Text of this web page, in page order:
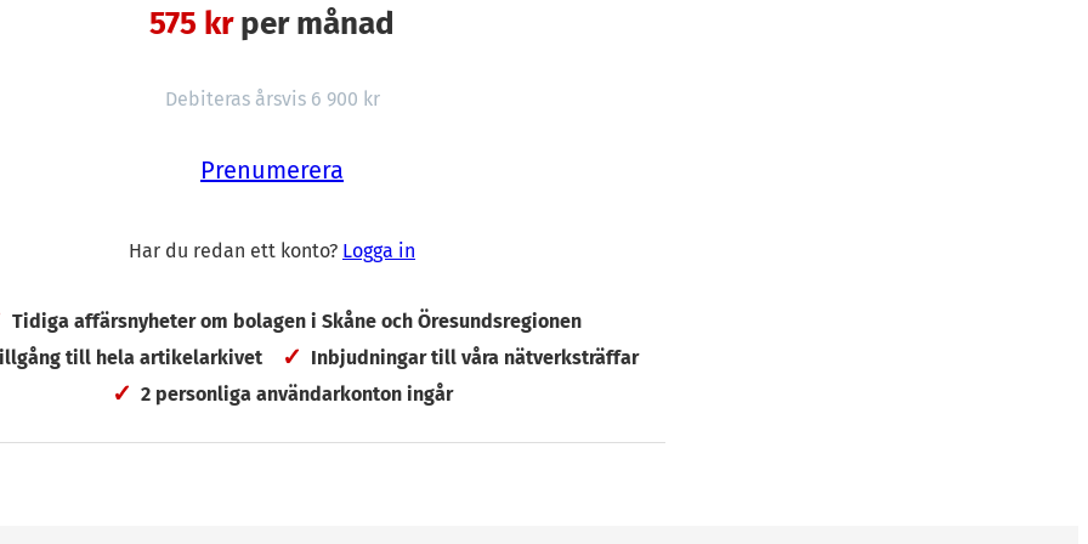
så här det skånska börslandskapet ser ut. 40 av de skånska
för under 1 krona och ytterligare drygt 30 aktier handlas
kan nämnas att skånes ”billigaste” aktie kostar 0,3 öre. Det är
för de första sex månaderna är Obducat vars aktie stigit
procent. Som Rapidus berättade i maj tillkännagav bolaget en
Mkr medan bolagets årsomsättning i fjol var 50 Mkr.
aktien att rusa med 1 400 procent under maj månad. Men för att
575 krper månad
Debiteras årsvis 6 900 kr
Prenumerera
Har du redan ett konto? Logga in
Tidiga affärsnyheter om bolagen i Skåne och Öresundsregionen
till hela artikelarkivet
Inbjudningar till våra nätverksträffar
2 personliga användarkonton ingår